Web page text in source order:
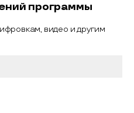
программы
видео и другим